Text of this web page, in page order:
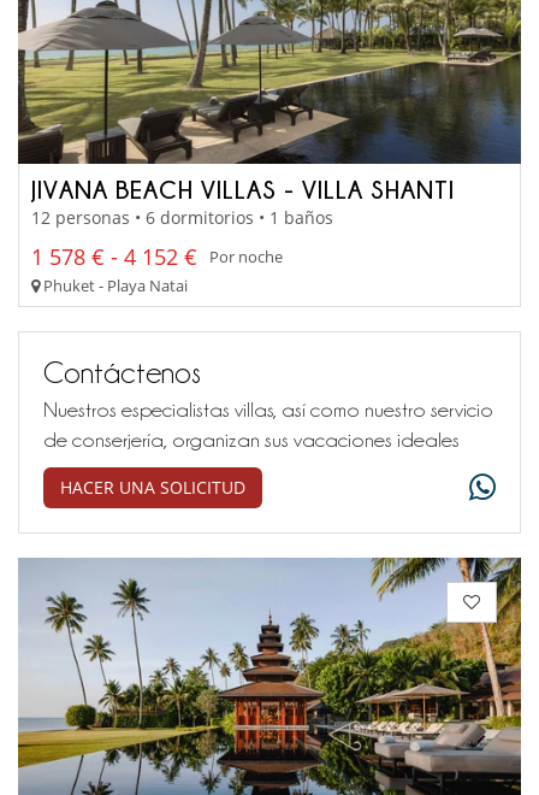
JIVANA BEACH VILLAS - VILLA SHANTI
12 personas • 6 dormitorios • 1 baños
1 578 € - 4 152 €
Por noche
Phuket - Playa Natai
Contáctenos
Nuestros especialistas villas, así como nuestro servicio
de conserjería, organizan sus vacaciones ideales
HACER UNA SOLICITUD